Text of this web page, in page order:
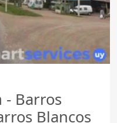
- Barros
Blancos